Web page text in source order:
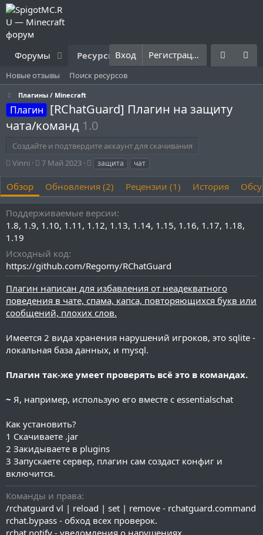
Форумы Ресурсы Что нового? Правила
Вход Регистрация
Новые отзывы Поиск ресурсов
Плагины / Minecraft
Плагин [RChatGuard] Плагин на защиту
чата/команд 1.0
Создайте и подтвердите аккаунт для скачивания
А
т
о
р
Vinni
Д
а
с
о
з
н
и
я
7 Май 2023
Т
г
и
защита чат
Обзор Обновления (2) Рецензии (1) История
Поддерживаемые версии
1.8 1.9 1.10 1.11 1.12 1.13 1.14 1.15 1.16 1.17 1.18
1.19
Исходный код
https://github.com/Regomy/RChatGuard
Плагин написан для избавления от неадекватного
поведения в чате, спама, капса, повторяющихся букв или
сообщений, плохих слов.
Имеется 2 вида хранения нарушений игроков, это sqlite -
локальная база данных, и mysql.
Плагин так-же умеет проверять всё это в командах.
~ Я, например, использую его вместе с essentialschat
Как установить?
1 Скачиваете .jar
2 Закидываете в plugins
3 Запускаете сервер, плагин сам создаст конфиг и
включится.
Команды и права
/rchatguard vl | reload | set | remove - rchatguard.command
rchat.bypass - обход всех проверок.